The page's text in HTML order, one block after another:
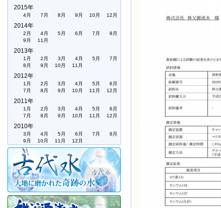
2015年
4月 7月 8月 9月 10月 12月
2014年
2月 4月 5月 6月 7月
8月
9月
11月
2013年
1月 2月 3月 4月 5月
7月
8月
9月 10月 11月
2012年
1月 2月 3月 4月 5月
6月
7月
8月 9月 10月 11月 12月
2011年
1月 2月 3月 4月 5月
6月
7月
8月 9月 10月 11月 12月
2010年
3月 4月 5月 6月 7月
8月
9月
10月 11月 12月